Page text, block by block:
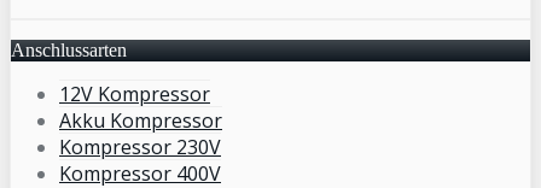
Anschlussarten
12V Kompressor
Akku Kompressor
Kompressor 230V
Kompressor 400V